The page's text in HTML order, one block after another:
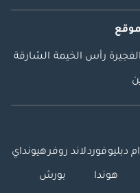
الفجيرة رأس الخيمة الشارقة
دبليوفوردلاند روفرهيونداي
هوندا بورش